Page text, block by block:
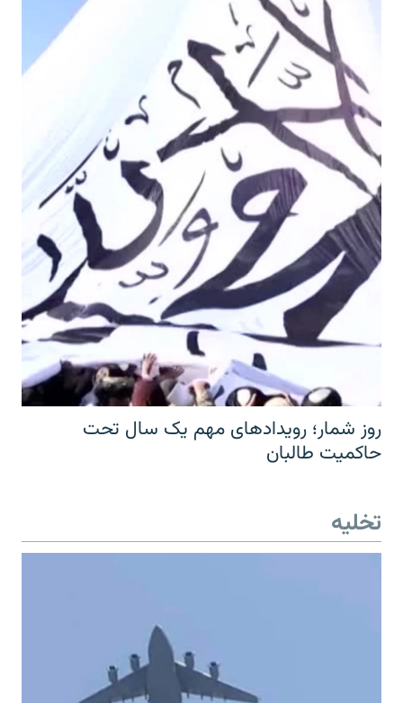
روز شمار؛ رویدادهای مهم یک سال تحت
حاکمیت طالبان
تخلیه